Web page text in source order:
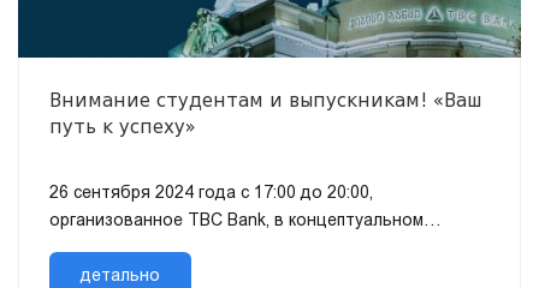
Внимание студентам и выпускникам! «Ваш
путь к успеху»
26 сентября 2024 года с 17:00 до 20:00,
организованное TBC Bank, в концептуальном
пространстве TBC пройдет мероприятие для
студентов и выпускников – «Путь...
детально